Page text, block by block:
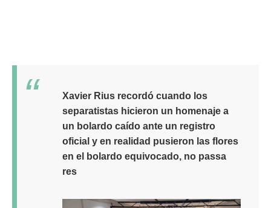
Xavier Rius recordó cuando los
separatistas hicieron un homenaje a
un bolardo caído ante un registro
oficial y en realidad pusieron las flores
en el bolardo equivocado, no passa
res